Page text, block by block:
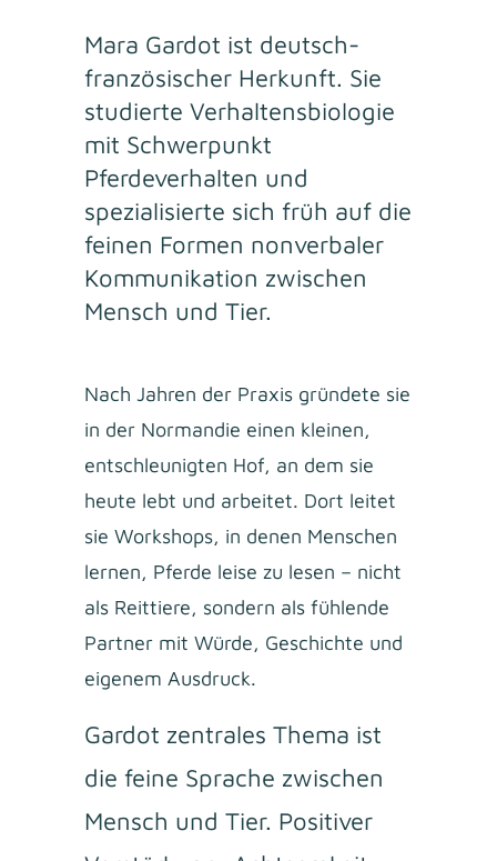
Mara Gardot ist deutsch-
französischer Herkunft. Sie
studierte Verhaltensbiologie
mit Schwerpunkt
Pferdeverhalten und
spezialisierte sich früh auf die
feinen Formen nonverbaler
Kommunikation zwischen
Mensch und Tier.
Nach Jahren der Praxis gründete sie
in der Normandie einen kleinen,
entschleunigten Hof, an dem sie
heute lebt und arbeitet. Dort leitet
sie Workshops, in denen Menschen
lernen, Pferde leise zu lesen – nicht
als Reittiere, sondern als fühlende
Partner mit Würde, Geschichte und
eigenem Ausdruck.
Gardot zentrales Thema ist
die feine Sprache zwischen
Mensch und Tier. Positiver